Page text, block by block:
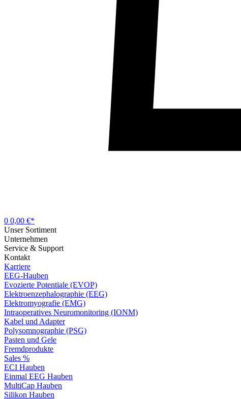
0 0,00 €*
Unser Sortiment
Unternehmen
Service & Support
Kontakt
Karriere
EEG-Hauben
Evozierte Potentiale (EVOP)
Elektroenzephalographie (EEG)
Elektromyografie (EMG)
Intraoperatives Neuromonitoring (IONM)
Kabel und Adapter
Polysomnographie (PSG)
Pasten und Gele
Fremdprodukte
Sales %
ECI Hauben
Einmal EEG Hauben
MultiCap Hauben
Silikon Hauben